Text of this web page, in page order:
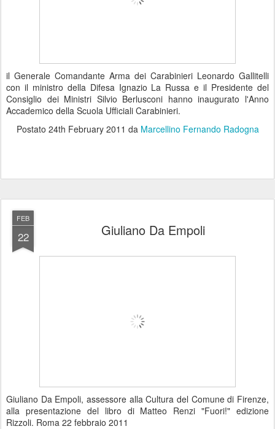
il Generale Comandante Arma dei Carabinieri Leonardo Gallitelli
con il ministro della Difesa Ignazio La Russa e il Presidente del
Consiglio dei Ministri Silvio Berlusconi hanno inaugurato l'Anno
Accademico della Scuola Ufficiali Carabinieri.
Postato 24th February 2011 da Marcellino Fernando Radogna
FEB
22 Giuliano Da Empoli
Giuliano Da Empoli, assessore alla Cultura del Comune di Firenze,
alla presentazione del libro di Matteo Renzi "Fuori!" edizione
Rizzoli. Roma 22 febbraio 2011